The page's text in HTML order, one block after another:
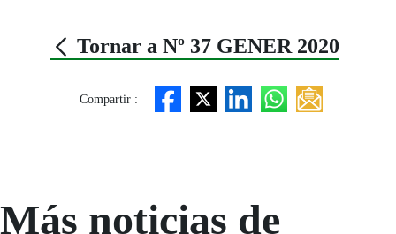
Tornar a Nº 37 GENER 2020
Compartir :
Más noticias de